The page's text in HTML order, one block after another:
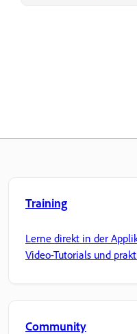
Training
Lerne direkt in der
Video-Tutorials und
Community